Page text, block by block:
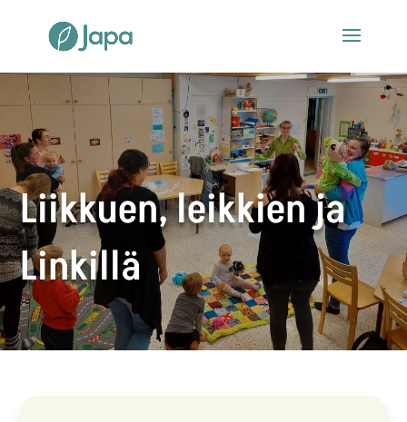
Liikkuen, leikkien ja
Linkillä